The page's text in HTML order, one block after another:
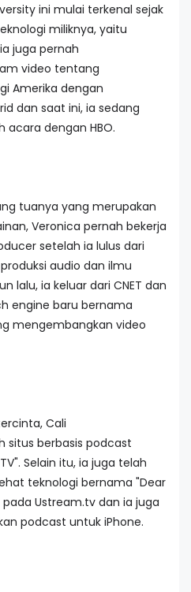
ini mulai terkenal sejak
miliknya, yaitu
juga pernah
video tentang
Amerika dengan
dan saat ini, ia sedang
dengan HBO.
tuanya yang merupakan
Veronica pernah bekerja
setelah ia lulus dari
audio dan ilmu
lalu, ia keluar dari CNET dan
engine baru bernama
mengembangkan video
Cali
situs berbasis podcast
Selain itu, ia juga telah
teknologi bernama "Dear
Ustream.tv dan ia juga
podcast untuk iPhone.